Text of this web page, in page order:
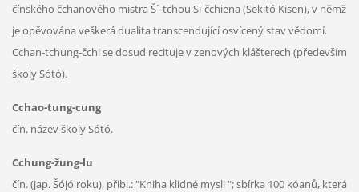
čínského čchanového mistra Š´-tchou Si-čchiena (Sekitó Kisen), v němž
je opěvována veškerá dualita transcendující osvícený stav vědomí.
Cchan-tchung-čchi se dosud recituje v zenových klášterech (především
školy Sótó).
Cchao-tung-cung
čín. název školy Sótó.
Cchung-žung-lu
čín. (jap. Šójó roku), přibl.: "Kniha klidné mysli "; sbírka 100 kóanů, která